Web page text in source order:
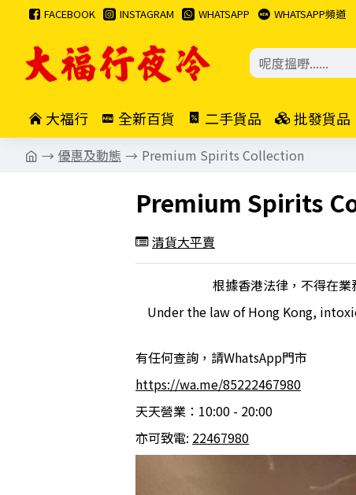
FACEBOOK INSTAGRAM WHATSAPP WHATSAPP頻道
大福行 全新百貨 二手貨品 批發貨品
優惠及動態 Premium Spirits Collection
Premium Spirits
清貨大平賣
根據香港法律，不得在
Under the law of Hong Kong,
有任何查詢，請WhatsApp門市
https://wa.me/85222467980
天天營業：10:00 - 20:00
亦可致電: 22467980